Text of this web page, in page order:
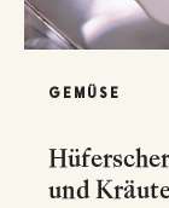
GEMÜSE
und